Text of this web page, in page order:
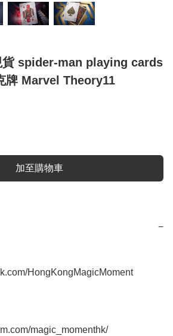
貨 spider-man playing cards
牌 Marvel Theory11
加至購物車
−
HongKongMagicMoment
magic_momenthk/